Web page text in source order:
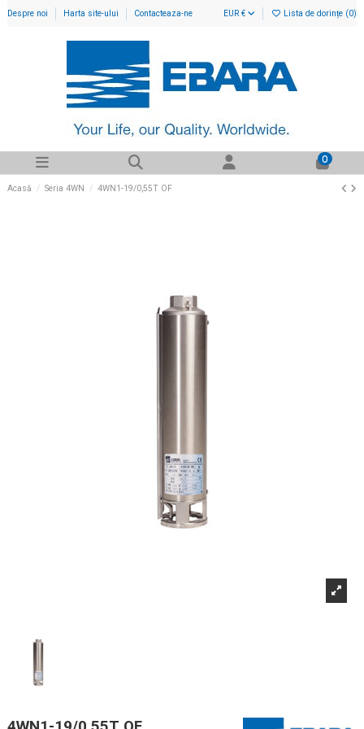
Despre noi Harta site-ului Contacteaza-ne EUR € Lista de dorințe (0)
0
Acasă Seria 4WN 4WN1-19/0,55T OF